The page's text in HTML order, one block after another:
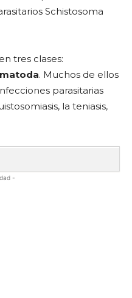
Schistosoma
tres clases:
. Muchos de ellos
parasitarias
la teniasis,
-